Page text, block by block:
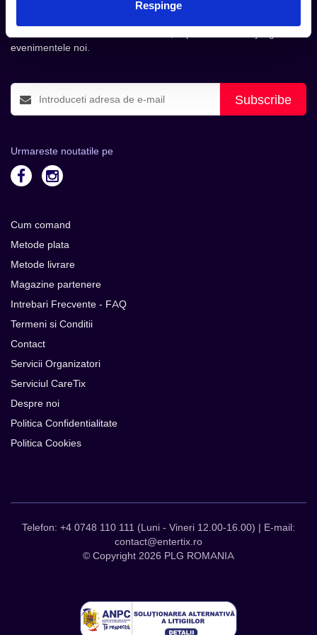
Respinge
evenimentele noi.
Subscribe
Urmareste noutatile pe
Cum comand
Metode plata
Metode livrare
Magazine partenere
Intrebari Frecvente - FAQ
Termeni si Conditii
Contact
Servicii Organizatori
Serviciul CareTix
Despre noi
Politica Confidentialitate
Politica Cookies
Telefon: +4 0748 110 111 (Luni - Vineri 12.00-16.00) | E-mail:
contact@entertix.ro
© Copyright 2026 PLG ROMANIA